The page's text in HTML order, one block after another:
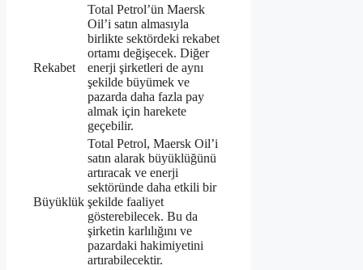
Rekabet
Total Petrol’ün Maersk
Oil’i satın almasıyla
birlikte sektördeki rekabet
ortamı değişecek. Diğer
enerji şirketleri de aynı
şekilde büyümek ve
pazarda daha fazla pay
almak için harekete
geçebilir.
Büyüklük
Total Petrol, Maersk Oil’i
satın alarak büyüklüğünü
artıracak ve enerji
sektöründe daha etkili bir
şekilde faaliyet
gösterebilecek. Bu da
şirketin karlılığını ve
pazardaki hakimiyetini
artırabilecektir.